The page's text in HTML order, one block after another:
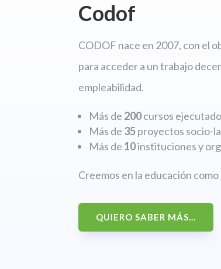
Codof
CODOF nace en 2007, con el
para acceder a un trabajo
empleabilidad.
Más de 200cursos
Más de 35proyectos socio-
Más de 10instituciones y
Creemos en la educación
QUIERO SABER MÁS...